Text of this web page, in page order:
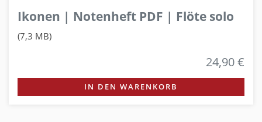
Ikonen | Notenheft PDF | Flöte solo
(7,3 MB)
24,90 €
IN DEN WARENKORB